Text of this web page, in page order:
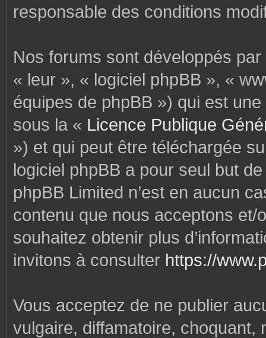
responsable des conditions
Nos forums sont développés
« leur », « logiciel phpBB », «
équipes de phpBB ») qui est
sous la « Licence Publique
») et qui peut être téléchargée
logiciel phpBB a pour seul but
phpBB Limited n’est en aucun
contenu que nous acceptons et/
souhaitez obtenir plus
invitons à consulter https://
Vous acceptez de ne publier
vulgaire, diffamatoire, choquant,